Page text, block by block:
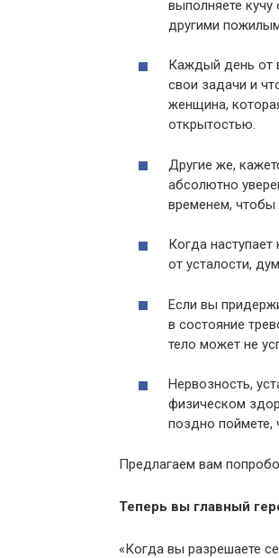
выполняете
другими
Каждый день от
свои задачи и
женщина,
открытостью.
Другие же,
абсолютно
временем, чтобы
Когда
от усталости,
Если вы
в состояние
тело может не
Нервозность,
физическом
поздно поймете,
Предлагаем вам
Теперь вы главный
«Когда вы разрешаете